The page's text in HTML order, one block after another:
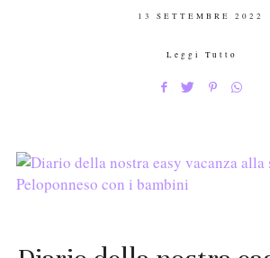
POSTED
13 SETTEMBRE 2022
Leggi Tutto